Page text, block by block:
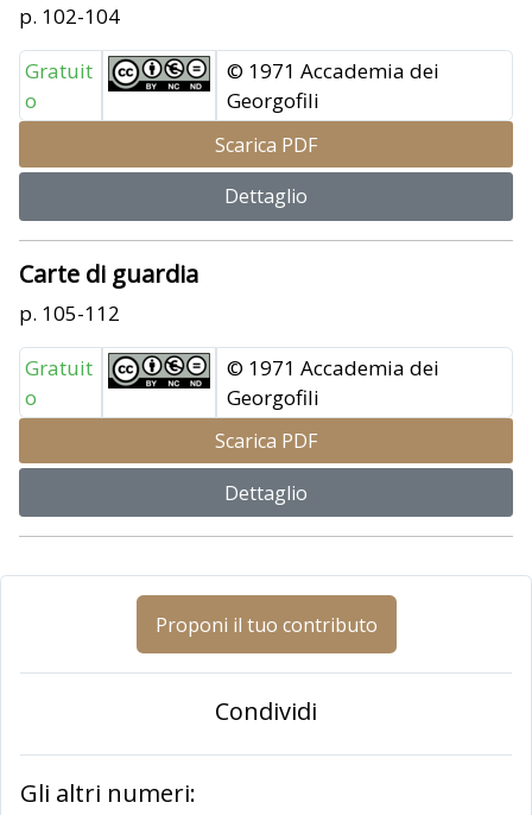
p. 102-104
Gratuit
o
© 1971 Accademia dei
Georgofili
Scarica PDF
Dettaglio
Carte di guardia
p. 105-112
Gratuit
o
© 1971 Accademia dei
Georgofili
Scarica PDF
Dettaglio
Proponi il tuo contributo
Condividi
Gli altri numeri: